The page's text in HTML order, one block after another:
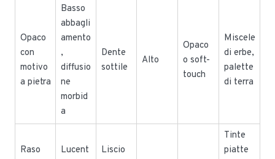
Opaco
con
motivo
a pietra
Basso
abbagli
amento
,
diffusio
ne
morbid
a
Dente
sottile
Alto
Opaco
o soft-
touch
Miscele
di erbe,
palette
di terra
Raso
Lucent
Liscio
Tinte
piatte